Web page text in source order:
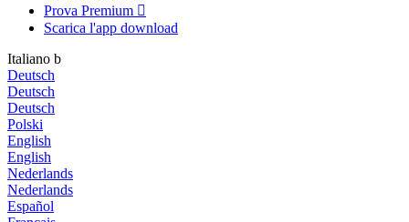
Prova Premium 
Scarica l'app download
Italiano b
Deutsch
Deutsch
Deutsch
Polski
English
English
Nederlands
Nederlands
Español